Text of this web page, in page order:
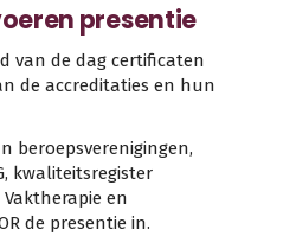
presentie
van de dag certificaten
de accreditaties en hun
beroepsverenigingen,
kwaliteitsregister
Vaktherapie en
de presentie in.